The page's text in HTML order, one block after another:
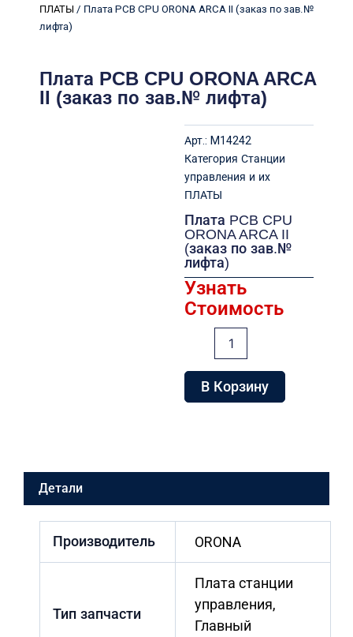
ПЛАТЫ / Плата PCB CPU ORONA ARCA II (заказ по зав.№
лифта)
Плата PCB CPU ORONA ARCA
II (заказ по зав.№ лифта)
Арт.: M14242
Категория Станции
управления и их
ПЛАТЫ
Плата PCB CPU
ORONA ARCA II
(заказ по зав.№
лифта)
Узнать
Стоимость
PCB
CPU
№
лифта)
В Корзину
Детали
Производитель ORONA
Тип запчасти
Плата станции
управления,
Главный